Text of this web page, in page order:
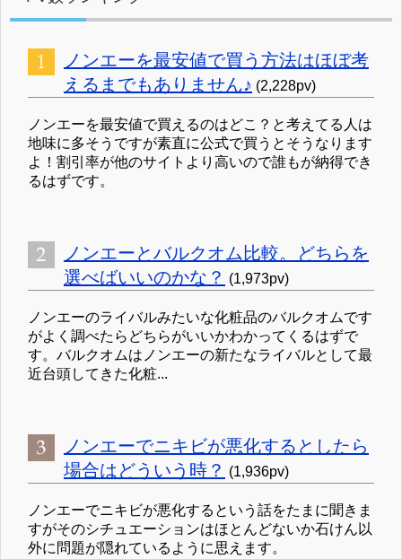
ノンエーを最安値で買う方法はほぼ考
えるまでもありません♪ (2,228pv)
ノンエーを最安値で買えるのはどこ？と考えてる人は
地味に多そうですが素直に公式で買うとそうなります
よ！割引率が他のサイトより高いので誰もが納得でき
るはずです。
ノンエーとバルクオム比較。どちらを
選べばいいのかな？ (1,973pv)
ノンエーのライバルみたいな化粧品のバルクオムです
がよく調べたらどちらがいいかわかってくるはずで
す。バルクオムはノンエーの新たなライバルとして最
近台頭してきた化粧...
ノンエーでニキビが悪化するとしたら
場合はどういう時？ (1,936pv)
ノンエーでニキビが悪化するという話をたまに聞きま
すがそのシチュエーションはほとんどないか石けん以
外に問題が隠れているように思えます。